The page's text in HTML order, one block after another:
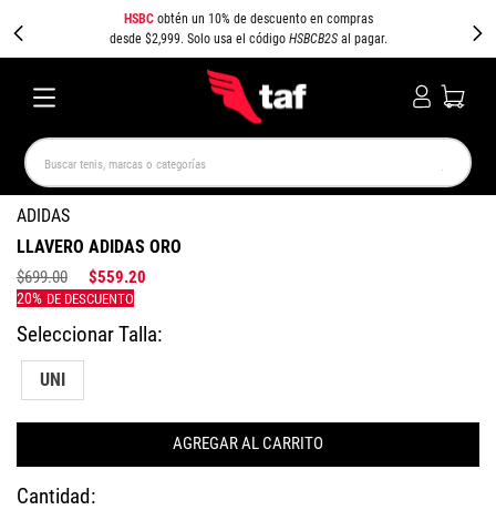
HSBCobtén un 10% de descuento en compras
desde $2,999. Solo usa el código HSBCB2Sal pagar.
Buscar tenis, marcas o categorías
ADIDAS
LLAVERO ADIDAS ORO
$699.00 $559.20
UNI
AGREGAR AL CARRITO
Cantidad
TÉRMINOS MÁS BUSCADOS
NEW BALANCE SAMBA
SPEEDCAT JORDAN 1